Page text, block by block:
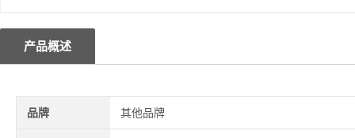
产品概述
品牌 其他品牌